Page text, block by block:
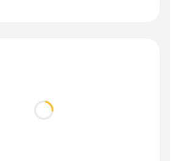
Loading...